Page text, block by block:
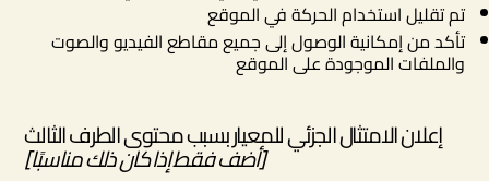
تم تقليل استخدام الحركة في الموقع
تأكد من إمكانية الوصول إلى جميع مقاطع الفيديو والصوت
والملفات الموجودة على الموقع
إعلان الامتثال الجزئي للمعيار بسبب محتوى الطرف الثالث
[أضف فقط إذا كان ذلك مناسبًا]